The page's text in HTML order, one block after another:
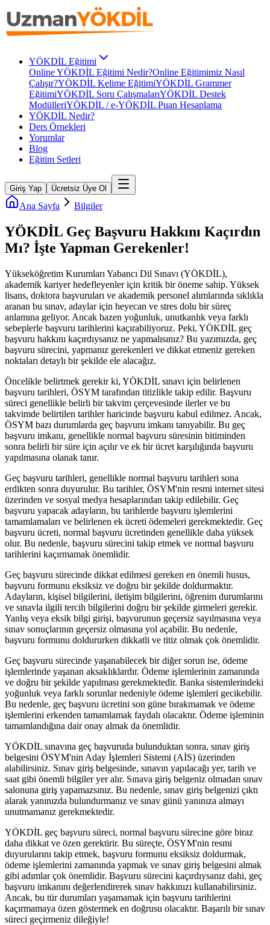
YÖKDİL Eğitimi
Online YÖKDİL Eğitimi Nedir?Online Eğitimimiz Nasıl
Çalışır?YÖKDİL Kelime EğitimiYÖKDİL Grammer
EğitimiYÖKDİL Soru ÇalışmalarıYÖKDİL Destek
ModülleriYÖKDİL / e-YÖKDİL Puan Hesaplama
YÖKDİL Nedir?
Ders Örnekleri
Yorumlar
Blog
Eğitim Setleri
Giriş Yap Ücretsiz Üye Ol
Ana Sayfa Bilgiler
YÖKDİL Geç Başvuru Hakkını Kaçırdın
Mı? İşte Yapman Gerekenler!
Yükseköğretim Kurumları Yabancı Dil Sınavı (YÖKDİL),
akademik kariyer hedefleyenler için kritik bir öneme sahip. Yüksek
lisans, doktora başvuruları ve akademik personel alımlarında sıklıkla
aranan bu sınav, adaylar için heyecan ve stres dolu bir süreç
anlamına geliyor. Ancak bazen yoğunluk, unutkanlık veya farklı
sebeplerle başvuru tarihlerini kaçırabiliyoruz. Peki, YÖKDİL geç
başvuru hakkını kaçırdıysanız ne yapmalısınız? Bu yazımızda, geç
başvuru sürecini, yapmanız gerekenleri ve dikkat etmeniz gereken
noktaları detaylı bir şekilde ele alacağız.
Öncelikle belirtmek gerekir ki, YÖKDİL sınavı için belirlenen
başvuru tarihleri, ÖSYM tarafından titizlikle takip edilir. Başvuru
süreci genellikle belirli bir takvim çerçevesinde ilerler ve bu
takvimde belirtilen tarihler haricinde başvuru kabul edilmez. Ancak,
ÖSYM bazı durumlarda geç başvuru imkanı tanıyabilir. Bu geç
başvuru imkanı, genellikle normal başvuru süresinin bitiminden
sonra belirli bir süre için açılır ve ek bir ücret karşılığında başvuru
yapılmasına olanak tanır.
Geç başvuru tarihleri, genellikle normal başvuru tarihleri sona
erdikten sonra duyurulur. Bu tarihler, ÖSYM'nin resmi internet sitesi
üzerinden ve sosyal medya hesaplarından takip edilebilir. Geç
başvuru yapacak adayların, bu tarihlerde başvuru işlemlerini
tamamlamaları ve belirlenen ek ücreti ödemeleri gerekmektedir. Geç
başvuru ücreti, normal başvuru ücretinden genellikle daha yüksek
olur. Bu nedenle, başvuru sürecini takip etmek ve normal başvuru
tarihlerini kaçırmamak önemlidir.
Geç başvuru sürecinde dikkat edilmesi gereken en önemli husus,
başvuru formunu eksiksiz ve doğru bir şekilde doldurmaktır.
Adayların, kişisel bilgilerini, iletişim bilgilerini, öğrenim durumlarını
ve sınavla ilgili tercih bilgilerini doğru bir şekilde girmeleri gerekir.
Yanlış veya eksik bilgi girişi, başvurunun geçersiz sayılmasına veya
sınav sonuçlarının geçersiz olmasına yol açabilir. Bu nedenle,
başvuru formunu doldururken dikkatli ve titiz olmak çok önemlidir.
Geç başvuru sürecinde yaşanabilecek bir diğer sorun ise, ödeme
işlemlerinde yaşanan aksaklıklardır. Ödeme işlemlerinin zamanında
ve doğru bir şekilde yapılması gerekmektedir. Banka sistemlerindeki
yoğunluk veya farklı sorunlar nedeniyle ödeme işlemleri gecikebilir.
Bu nedenle, geç başvuru ücretini son güne bırakmamak ve ödeme
işlemlerini erkenden tamamlamak faydalı olacaktır. Ödeme işleminin
tamamlandığına dair onay almak da önemlidir.
YÖKDİL sınavına geç başvuruda bulunduktan sonra, sınav giriş
belgesini ÖSYM'nin Aday İşlemleri Sistemi (AİS) üzerinden
alabilirsiniz. Sınav giriş belgesinde, sınavın yapılacağı yer, tarih ve
saat gibi önemli bilgiler yer alır. Sınava giriş belgeniz olmadan sınav
salonuna giriş yapamazsınız. Bu nedenle, sınav giriş belgenizi çıktı
alarak yanınızda bulundurmanız ve sınav günü yanınıza almayı
unutmamanız gerekmektedir.
YÖKDİL geç başvuru süreci, normal başvuru sürecine göre biraz
daha dikkat ve özen gerektirir. Bu süreçte, ÖSYM'nin resmi
duyurularını takip etmek, başvuru formunu eksiksiz doldurmak,
ödeme işlemlerini zamanında yapmak ve sınav giriş belgesini almak
gibi adımlar çok önemlidir. Başvuru sürecini kaçırdıysanız dahi, geç
başvuru imkanını değerlendirerek sınav hakkınızı kullanabilirsiniz.
Ancak, bu tür durumları yaşamamak için başvuru tarihlerini
kaçırmamaya özen göstermek en doğrusu olacaktır. Başarılı bir sınav
süreci geçirmeniz dileğiyle!